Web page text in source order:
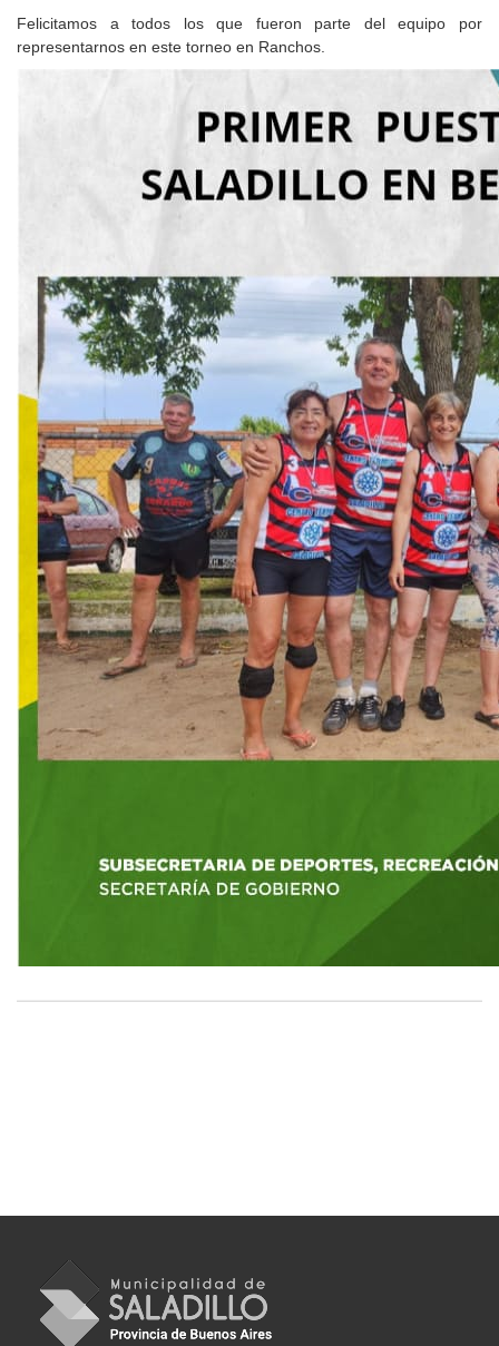
Felicitamos a todos los que fueron parte del equipo por
representarnos en este torneo en Ranchos.